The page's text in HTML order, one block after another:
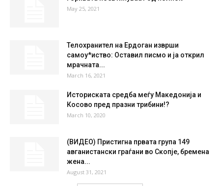
May 25, 2021
Телохранител на Ердоган изврши
самоу*иство: Оставил писмо и ја открил
мрачната...
March 16, 2021
Историската средба меѓу Македонија и
Косово пред празни трибини!?
March 10, 2020
(ВИДЕО) Пристигна првата група 149
авганистански граѓани во Скопје, бремена
жена...
August 31, 2021